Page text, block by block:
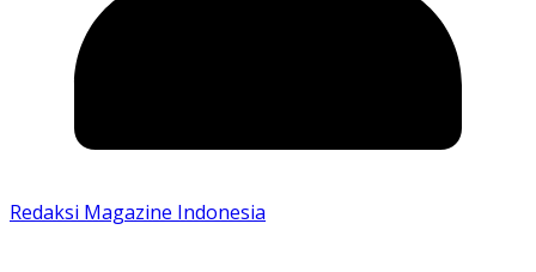
Redaksi Magazine Indonesia